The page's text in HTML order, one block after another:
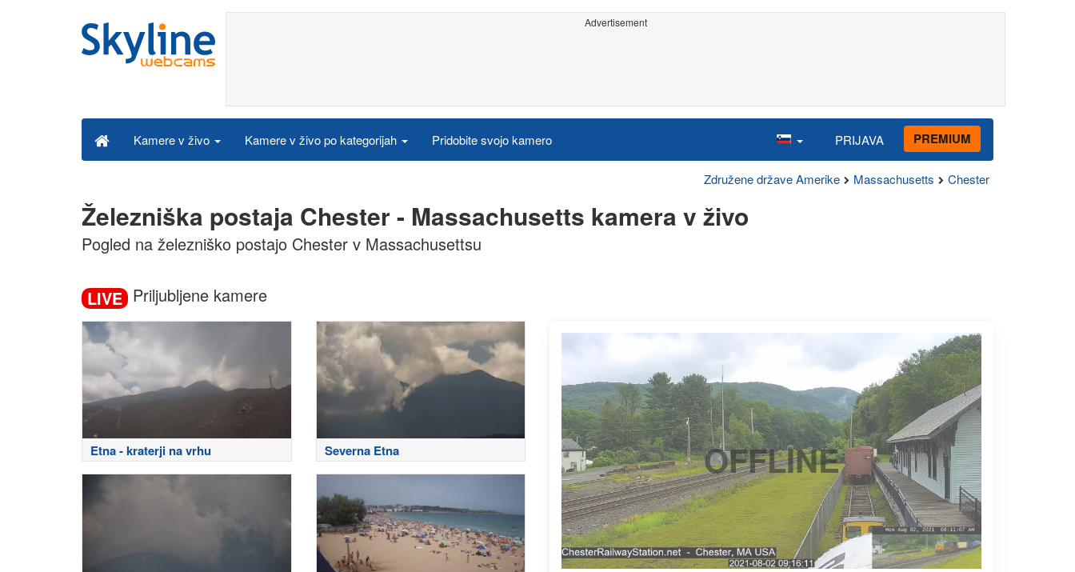
Advertisement
Kamere v živo Kamere v živo po kategorijah Pridobite svojo kamero PRIJAVA PREMIUM
Združene države Amerike Massachusetts Chester
Železniška postaja Chester - Massachusetts kamera v živo
Pogled na železniško postajo Chester v Massachusettsu
LIVE Priljubljene kamere
Etna - kraterji na vrhu Severna Etna OFFLINE